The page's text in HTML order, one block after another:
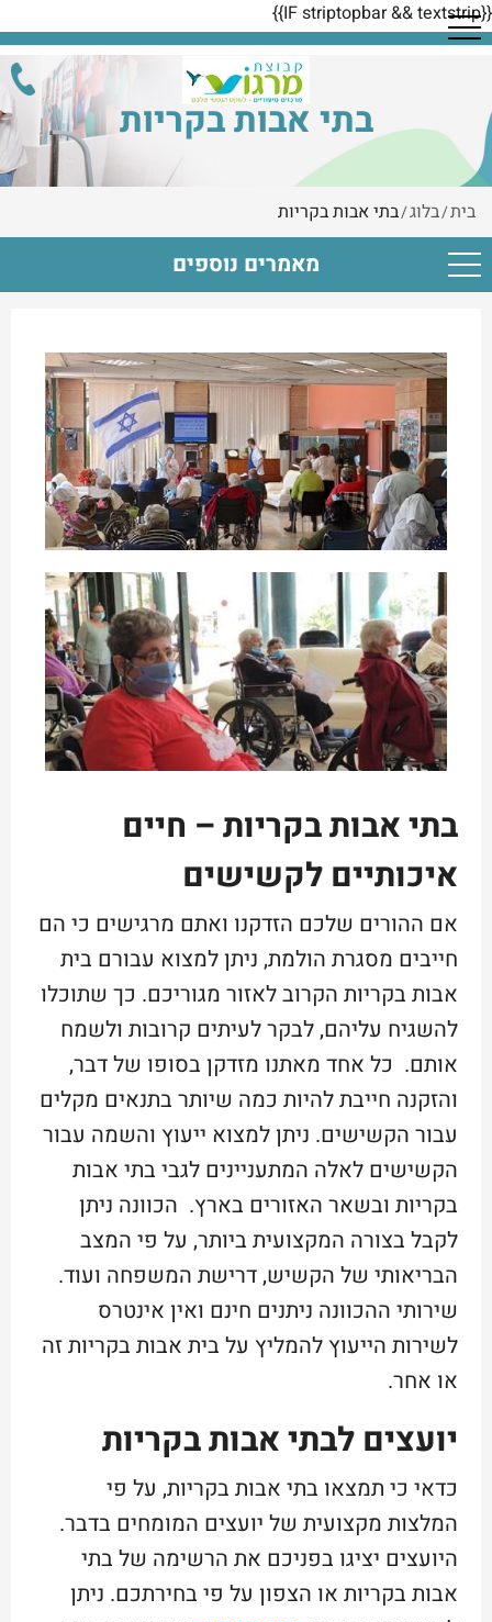
{{IF striptopbar && textstrip}}
בתי אבות בקריות
בית/בלוג/בתי אבות בקריות
מאמרים נוספים
בתי אבות בקריות – חיים
איכותיים לקשישים
אם ההורים שלכם הזדקנו ואתם מרגישים כי הם
חייבים מסגרת הולמת, ניתן למצוא עבורם בית
אבות בקריות הקרוב לאזור מגוריכם. כך שתוכלו
להשגיח עליהם, לבקר לעיתים קרובות ולשמח
אותם. כל אחד מאתנו מזדקן בסופו של דבר,
והזקנה חייבת להיות כמה שיותר בתנאים מקלים
עבור הקשישים. ניתן למצוא ייעוץ והשמה עבור
הקשישים לאלה המתעניינים לגבי בתי אבות
בקריות ובשאר האזורים בארץ. הכוונה ניתן
לקבל בצורה המקצועית ביותר, על פי המצב
הבריאותי של הקשיש, דרישת המשפחה ועוד.
שירותי ההכוונה ניתנים חינם ואין אינטרס
לשירות הייעוץ להמליץ על בית אבות בקריות זה
או אחר.
יועצים לבתי אבות בקריות
כדאי כי תמצאו בתי אבות בקריות, על פי
המלצות מקצועית של יועצים המומחים בדבר.
היועצים יציגו בפניכם את הרשימה של בתי
אבות בקריות או הצפון על פי בחירתכם. ניתן